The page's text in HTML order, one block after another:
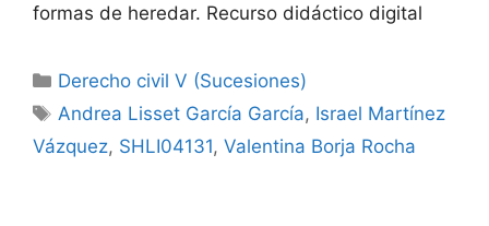
formas de heredar. Recurso didáctico digital
Categorías
Derecho civil V (Sucesiones)
Etiquetas
Andrea Lisset García García, Israel Martínez
Vázquez, SHLI04131, Valentina Borja Rocha